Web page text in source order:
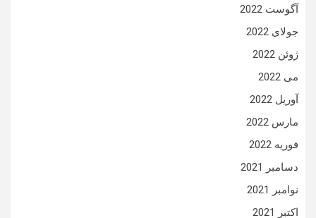
آگوست 2022
جولای 2022
ژوئن 2022
می 2022
آوریل 2022
مارس 2022
فوریه 2022
دسامبر 2021
نوامبر 2021
اکتبر 2021